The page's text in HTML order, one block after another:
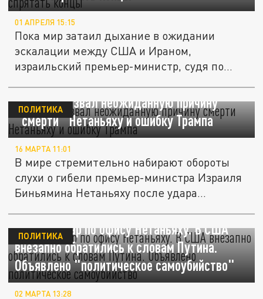
01 АПРЕЛЯ 15:15
Пока мир затаил дыхание в ожидании
эскалации между США и Ираном,
израильский премьер-министр, судя по
Делягин назвал неожиданную причину
"смерти" Нетаньяху и ошибку Трампа
ПОЛИТИКА
16 МАРТА 11:01
В мире стремительно набирают обороты
слухи о гибели премьер-министра Израиля
Биньямина Нетаньяху после удара...
Срочно: Удар по офису Нетаньяху. В США
внезапно обратились к словам Путина.
Объявлено "политическое самоубийство"
ПОЛИТИКА
02 МАРТА 13:28